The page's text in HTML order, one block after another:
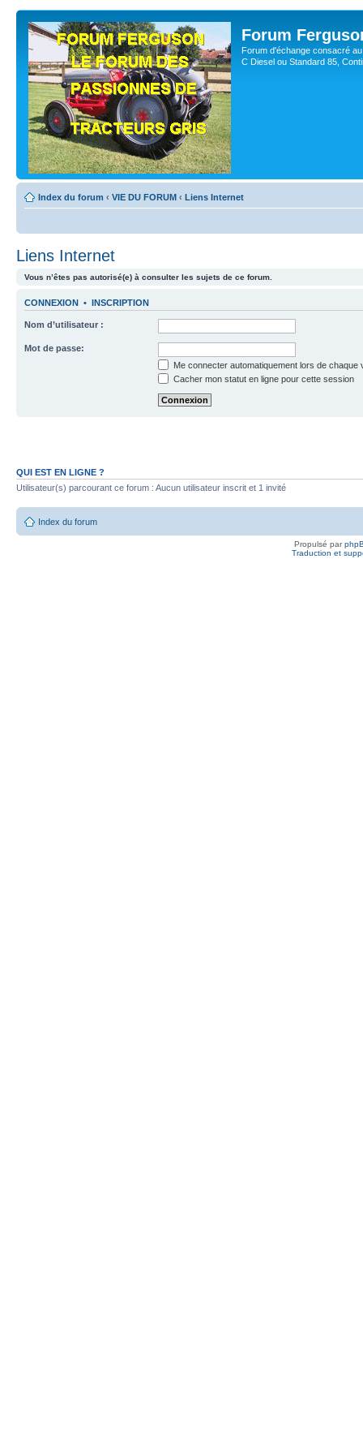
Forum
Forum d'échange consacré
C Diesel ou Standard 85,
Index du forum ‹ VIE DU FORUM ‹ Liens Internet
Liens Internet
Vous n’êtes pas autorisé(e) à consulter les sujets de ce forum.
CONNEXION • INSCRIPTION
Nom d’utilisateur :
Mot de passe:
Me connecter automatiquement lors de chaque
Cacher mon statut en ligne pour cette session
QUI EST EN LIGNE ?
Utilisateur(s) parcourant ce forum : Aucun utilisateur inscrit et 1 invité
Index du forum
Propulsé par
Traduction et